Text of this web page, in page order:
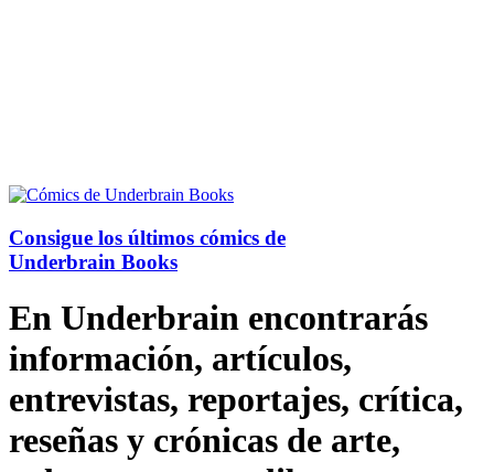
Consigue los últimos cómics de
Underbrain Books
En Underbrain encontrarás
información, artículos,
entrevistas, reportajes, crítica,
reseñas y crónicas de arte,